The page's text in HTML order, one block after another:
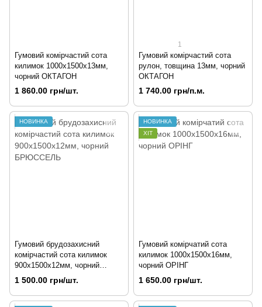
Гумовий комірчастий сота
килимок 1000х1500х13мм,
чорний ОКТАГОН
1 860.00 грн/шт.
1
Гумовий комірчастий сота
рулон, товщина 13мм, чорний
ОКТАГОН
1 740.00 грн/п.м.
НОВИНКА
Гумовий брудозахисний
комірчастий сота килимок
900х1500х12мм, чорний
БРЮССЕЛЬ
1 500.00 грн/шт.
НОВИНКА
ХІТ
Гумовий комірчатий сота
килимок 1000х1500х16мм,
чорний ОРІНГ
1 650.00 грн/шт.